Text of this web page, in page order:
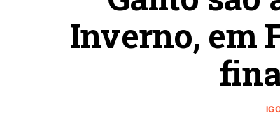
Inverno, em